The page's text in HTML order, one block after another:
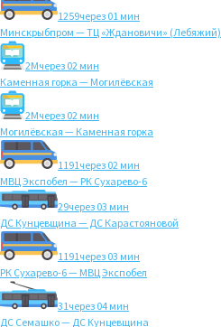
1259через 01 мин
Минскрыбпром — ТЦ «Ждановичи» (Лебяжий)
2Mчерез 02 мин
Каменная горка — Могилёвская
2Mчерез 02 мин
Могилёвская — Каменная горка
1191через 02 мин
МВЦ Экспобел — РК Сухарево-6
29через 03 мин
ДС Кунцевщина — ДС Карастояновой
1191через 03 мин
РК Сухарево-6 — МВЦ Экспобел
31через 04 мин
ДС Семашко — ДС Кунцевщина